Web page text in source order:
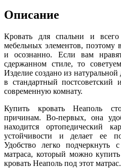
Описание
Кровать для спальни и
мебельных элементов, поэтому
и осознанно. Если вам
сдержанном стиле, то
Изделие создано из
в стандартный постсоветский
современную комнату.
Купить кровать Неаполь
причинам. Во-первых, она
находится ортопедический
устойчивости и делает ее
Удобство легко подчеркнуть
матраса, который можно
кровать Неаполь под этот матрас.